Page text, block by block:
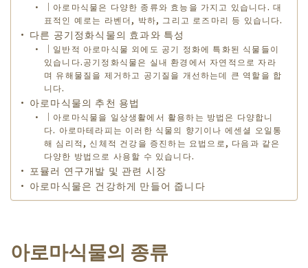
｜아로마식물은 다양한 종류와 효능을 가지고 있습니다. 대
표적인 예로는 라벤더, 박하, 그리고 로즈마리 등 있습니다.
다른 공기정화식물의 효과와 특성
｜일반적 아로마식물 외에도 공기 정화에 특화된 식물들이
있습니다.공기정화식물은 실내 환경에서 자연적으로 자라
며 유해물질을 제거하고 공기질을 개선하는데 큰 역할을 합
니다.
아로마식물의 추천 용법
｜아로마식물을 일상생활에서 활용하는 방법은 다양합니
다. 아로마테라피는 이러한 식물의 향기이나 에센셜 오일통
해 심리적, 신체적 건강을 증진하는 요법으로, 다음과 같은
다양한 방법으로 사용할 수 있습니다.
포뮬러 연구개발 및 관련 시장
아로마식물은 건강하게 만들어 줍니다
아로마식물의 종류